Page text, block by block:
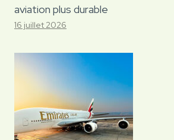
aviation plus durable
16 juillet 2026